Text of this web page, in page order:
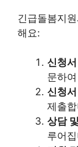
긴급돌봄지
해요:
신청
문하
신청
제출
상담
루어